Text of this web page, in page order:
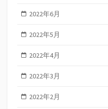
2022年6月
2022年5月
2022年4月
2022年3月
2022年2月